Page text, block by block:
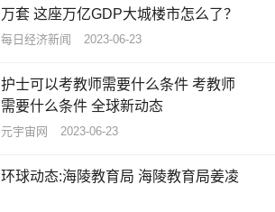
万套 这座万亿GDP大城楼市怎么了？
每日经济新闻 2023-06-23
护士可以考教师需要什么条件 考教师
需要什么条件 全球新动态
元宇宙网 2023-06-23
环球动态:海陵教育局 海陵教育局姜凌